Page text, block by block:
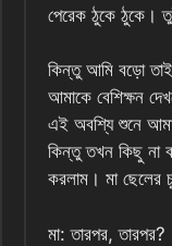
পেরেক ঠুকে ঠুকে।
কিন্তু আমি বড়ো তাই
আমাকে বেশিক্ষন
এই অবশ্যি শুনে
কিন্তু তখন কিছু না
করলাম। মা ছেলের
মা: তারপর, তারপর?